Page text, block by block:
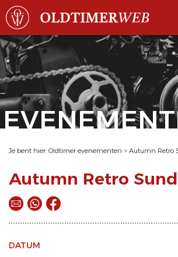
Je bent hier: Oldtimer evenementen > Autumn Retro
Autumn Retro
DATUM